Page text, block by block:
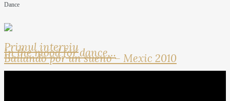
Dance
Primul interviu
In the mood for dance…
Bailando por un sueno – Mexic 2010